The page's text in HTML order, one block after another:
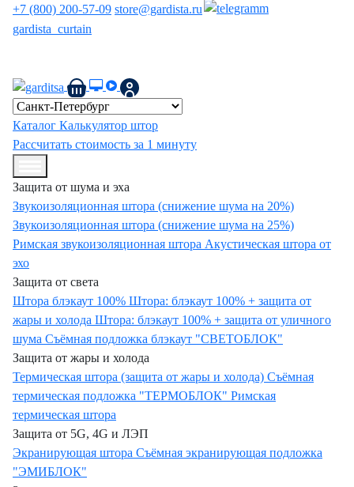
+7 (800) 200-57-09 store@gardista.ru
gardista_curtain
Каталог Калькулятор штор
Рассчитать стоимость за 1 минуту
Защита от шума и эха
Звукоизоляционная штора (снижение шума на 20%)
Звукоизоляционная штора (снижение шума на 25%)
Римская звукоизоляционная штора Акустическая штора от
эхо
Защита от света
Штора блэкаут 100% Штора: блэкаут 100% + защита от
жары и холода Штора: блэкаут 100% + защита от уличного
шума Съёмная подложка блэкаут "СВЕТОБЛОК"
Защита от жары и холода
Термическая штора (защита от жары и холода) Съёмная
термическая подложка "ТЕРМОБЛОК" Римская
термическая штора
Защита от 5G, 4G и ЛЭП
Экранирующая штора Съёмная экранирующая подложка
"ЭМИБЛОК"